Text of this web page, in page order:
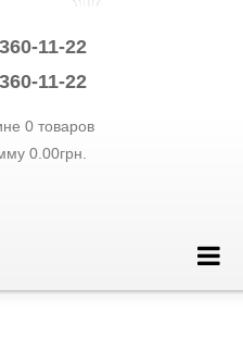
11-22
11-22
0товаров
0.00грн.